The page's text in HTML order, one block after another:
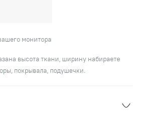
монитора
высота ткани, ширину набираете
покрывала, подушечки.